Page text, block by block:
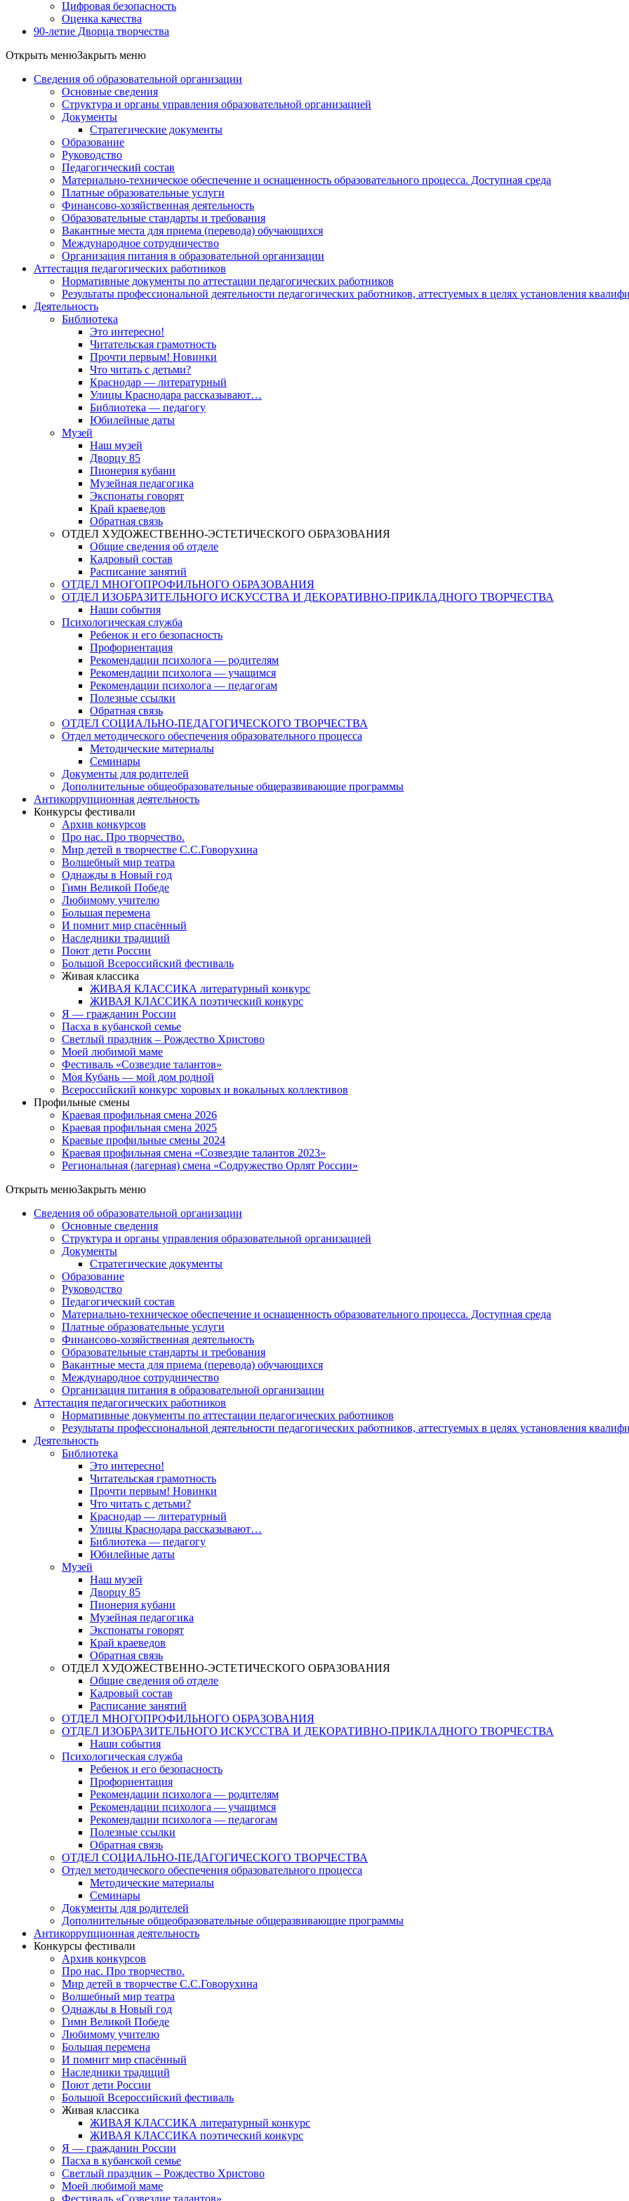
Цифровая безопасность
Оценка качества
90-летие Дворца творчества
Открыть менюЗакрыть меню
Сведения об образовательной организации
Основные сведения
Структура и органы управления образовательной организацией
Документы
Стратегические документы
Образование
Руководство
Педагогический состав
Материально-техническое обеспечение и оснащенность образовательного процесса. Доступная среда
Платные образовательные услуги
Финансово-хозяйственная деятельность
Образовательные стандарты и требования
Вакантные места для приема (перевода) обучающихся
Международное сотрудничество
Организация питания в образовательной организации
Аттестация педагогических работников
Нормативные документы по аттестации педагогических работников
Результаты профессиональной деятельности педагогических работников, аттестуемых в целях установления
Деятельность
Библиотека
Это интересно!
Читательская грамотность
Прочти первым! Новинки
Что читать с детьми?
Краснодар — литературный
Улицы Краснодара рассказывают…
Библиотека — педагогу
Юбилейные даты
Музей
Наш музей
Дворцу 85
Пионерия кубани
Музейная педагогика
Экспонаты говорят
Край краеведов
Обратная связь
ОТДЕЛ ХУДОЖЕСТВЕННО-ЭСТЕТИЧЕСКОГО ОБРАЗОВАНИЯ
Общие сведения об отделе
Кадровый состав
Расписание занятий
ОТДЕЛ МНОГОПРОФИЛЬНОГО ОБРАЗОВАНИЯ
ОТДЕЛ ИЗОБРАЗИТЕЛЬНОГО ИСКУССТВА И ДЕКОРАТИВНО-ПРИКЛАДНОГО ТВОРЧЕСТВА
Наши события
Психологическая служба
Ребенок и его безопасность
Профориентация
Рекомендации психолога — родителям
Рекомендации психолога — учащимся
Рекомендации психолога — педагогам
Полезные ссылки
Обратная связь
ОТДЕЛ СОЦИАЛЬНО-ПЕДАГОГИЧЕСКОГО ТВОРЧЕСТВА
Отдел методического обеспечения образовательного процесса
Методические материалы
Семинары
Документы для родителей
Дополнительные общеобразовательные общеразвивающие программы
Антикоррупционная деятельность
Конкурсы фестивали
Архив конкурсов
Про нас. Про творчество.
Мир детей в творчестве С.С.Говорухина
Волшебный мир театра
Однажды в Новый год
Гимн Великой Победе
Любимому учителю
Большая перемена
И помнит мир спасённый
Наследники традиций
Поют дети России
Большой Всероссийский фестиваль
Живая классика
ЖИВАЯ КЛАССИКА литературный конкурс
ЖИВАЯ КЛАССИКА поэтический конкурс
Я — гражданин России
Пасха в кубанской семье
Светлый праздник – Рождество Христово
Моей любимой маме
Фестиваль «Созвездие талантов»
Моя Кубань — мой дом родной
Всероссийский конкурс хоровых и вокальных коллективов
Профильные смены
Краевая профильная смена 2026
Краевая профильная смена 2025
Краевые профильные смены 2024
Краевая профильная смена «Созвездие талантов 2023»
Региональная (лагерная) смена «Содружество Орлят России»
Открыть менюЗакрыть меню
Сведения об образовательной организации
Основные сведения
Структура и органы управления образовательной организацией
Документы
Стратегические документы
Образование
Руководство
Педагогический состав
Материально-техническое обеспечение и оснащенность образовательного процесса. Доступная среда
Платные образовательные услуги
Финансово-хозяйственная деятельность
Образовательные стандарты и требования
Вакантные места для приема (перевода) обучающихся
Международное сотрудничество
Организация питания в образовательной организации
Аттестация педагогических работников
Нормативные документы по аттестации педагогических работников
Результаты профессиональной деятельности педагогических работников, аттестуемых в целях установления
Деятельность
Библиотека
Это интересно!
Читательская грамотность
Прочти первым! Новинки
Что читать с детьми?
Краснодар — литературный
Улицы Краснодара рассказывают…
Библиотека — педагогу
Юбилейные даты
Музей
Наш музей
Дворцу 85
Пионерия кубани
Музейная педагогика
Экспонаты говорят
Край краеведов
Обратная связь
ОТДЕЛ ХУДОЖЕСТВЕННО-ЭСТЕТИЧЕСКОГО ОБРАЗОВАНИЯ
Общие сведения об отделе
Кадровый состав
Расписание занятий
ОТДЕЛ МНОГОПРОФИЛЬНОГО ОБРАЗОВАНИЯ
ОТДЕЛ ИЗОБРАЗИТЕЛЬНОГО ИСКУССТВА И ДЕКОРАТИВНО-ПРИКЛАДНОГО ТВОРЧЕСТВА
Наши события
Психологическая служба
Ребенок и его безопасность
Профориентация
Рекомендации психолога — родителям
Рекомендации психолога — учащимся
Рекомендации психолога — педагогам
Полезные ссылки
Обратная связь
ОТДЕЛ СОЦИАЛЬНО-ПЕДАГОГИЧЕСКОГО ТВОРЧЕСТВА
Отдел методического обеспечения образовательного процесса
Методические материалы
Семинары
Документы для родителей
Дополнительные общеобразовательные общеразвивающие программы
Антикоррупционная деятельность
Конкурсы фестивали
Архив конкурсов
Про нас. Про творчество.
Мир детей в творчестве С.С.Говорухина
Волшебный мир театра
Однажды в Новый год
Гимн Великой Победе
Любимому учителю
Большая перемена
И помнит мир спасённый
Наследники традиций
Поют дети России
Большой Всероссийский фестиваль
Живая классика
ЖИВАЯ КЛАССИКА литературный конкурс
ЖИВАЯ КЛАССИКА поэтический конкурс
Я — гражданин России
Пасха в кубанской семье
Светлый праздник – Рождество Христово
Моей любимой маме
Фестиваль «Созвездие талантов»